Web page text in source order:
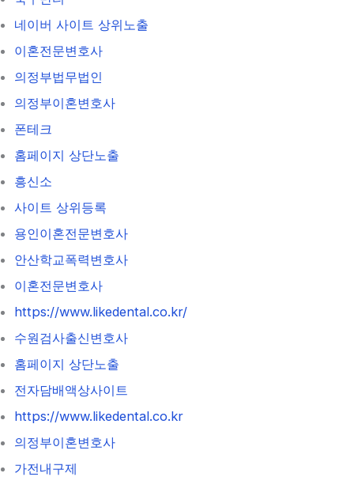
네이버 사이트 상위노출
이혼전문변호사
의정부법무법인
의정부이혼변호사
폰테크
홈페이지 상단노출
흥신소
사이트 상위등록
용인이혼전문변호사
안산학교폭력변호사
이혼전문변호사
https://www.likedental.co.kr/
수원검사출신변호사
홈페이지 상단노출
전자담배액상사이트
https://www.likedental.co.kr
의정부이혼변호사
가전내구제